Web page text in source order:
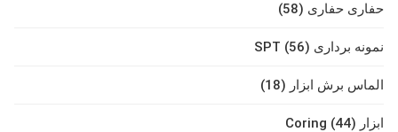
حفاری حفاری (58)
نمونه برداری SPT (56)
الماس برش ابزار (18)
ابزار Coring (44)